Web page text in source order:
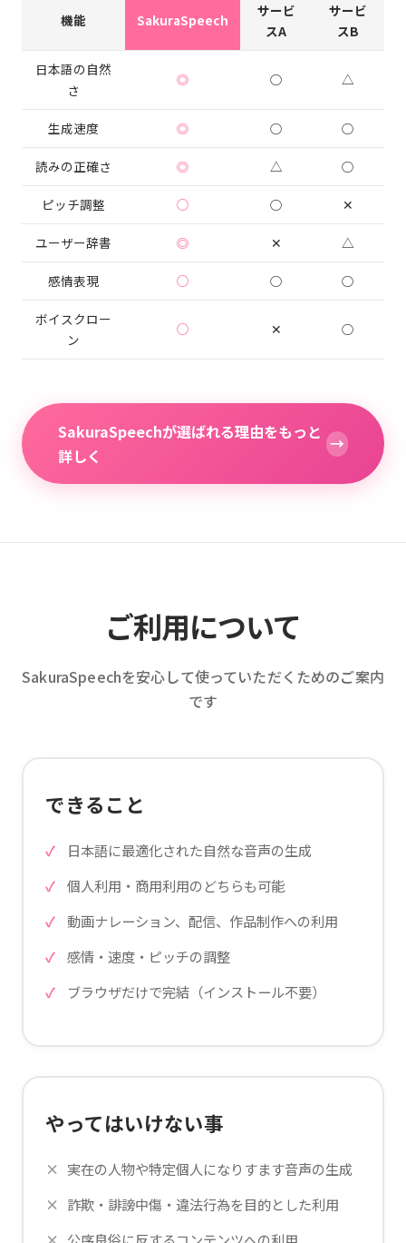
機能 SakuraSpeech
サービ
スA
サービ
スB
日本語の自然
さ
◎ ○ △
生成速度 ◎ ○ ○
読みの正確さ ◎ △ ○
ピッチ調整 ○ ○ ✕
ユーザー辞書 ◎ ✕ △
感情表現 ○ ○ ○
ボイスクロー
ン
○ ✕ ○
SakuraSpeechが選ばれる理由をもっと
詳しく
→
ご利用について
SakuraSpeechを安心して使っていただくためのご案内
です
できること
日本語に最適化された自然な音声の生成
個人利用・商用利用のどちらも可能
動画ナレーション、配信、作品制作への利用
感情・速度・ピッチの調整
ブラウザだけで完結（インストール不要）
やってはいけない事
実在の人物や特定個人になりすます音声の生成
詐欺・誹謗中傷・違法行為を目的とした利用